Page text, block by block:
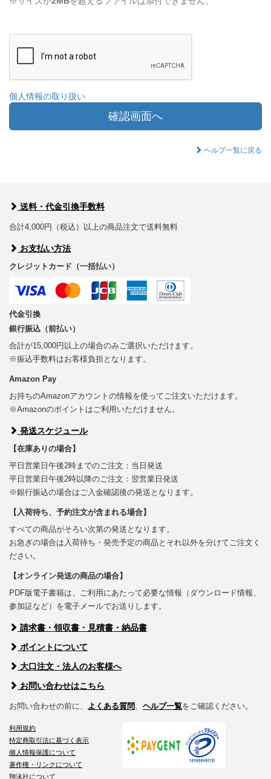
個人情報の取り扱い
確認画面へ
ヘルプ一覧に戻る
送料・代金引換手数料
合計4,000円（税込）以上の商品注文で送料無料
お支払い方法
クレジットカード（一括払い）
代金引換
銀行振込（前払い）
合計が15,000円以上の場合のみご選択いただけます。
※振込手数料はお客様負担となります。
Amazon Pay
お持ちのAmazonアカウントの情報を使ってご注文いただけます。
※Amazonのポイントはご利用いただけません。
発送スケジュール
【在庫ありの場合】
平日営業日午後2時までのご注文：当日発送
平日営業日午後2時以降のご注文：翌営業日発送
※銀行振込の場合はご入金確認後の発送となります。
【入荷待ち、予約注文が含まれる場合】
すべての商品がそろい次第の発送となります。
お急ぎの場合は入荷待ち・発売予定の商品とそれ以外を分けてご注文く
ださい。
【オンライン発送の商品の場合】
PDF版電子書籍は、ご利用にあたって必要な情報（ダウンロード情報、
参加証など）を電子メールでお送りします。
請求書・領収書・見積書・納品書
ポイントについて
大口注文・法人のお客様へ
お問い合わせはこちら
お問い合わせの前に、 よくある質問 ヘルプ一覧をご確認ください。
利用規約
特定商取引法に基づく表示
個人情報保護について
著作権・リンクについて
翔泳社について